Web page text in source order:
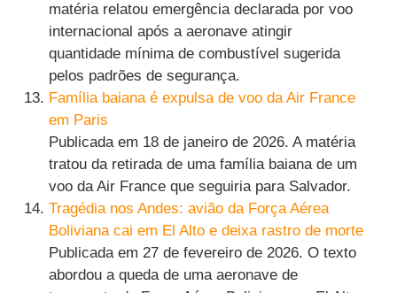
matéria relatou emergência declarada por voo
internacional após a aeronave atingir
quantidade mínima de combustível sugerida
pelos padrões de segurança.
Família baiana é expulsa de voo da Air France
em Paris
Publicada em 18 de janeiro de 2026. A matéria
tratou da retirada de uma família baiana de um
voo da Air France que seguiria para Salvador.
Tragédia nos Andes: avião da Força Aérea
Boliviana cai em El Alto e deixa rastro de morte
Publicada em 27 de fevereiro de 2026. O texto
abordou a queda de uma aeronave de